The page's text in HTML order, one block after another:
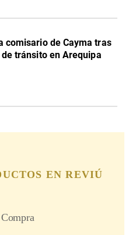
comisario de Cayma tras
tránsito en Arequipa